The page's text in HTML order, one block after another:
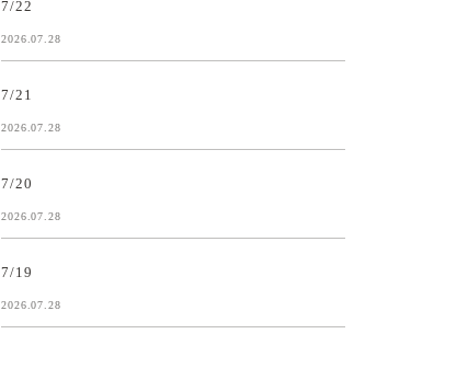
7/22
2026.07.28
7/21
2026.07.28
7/20
2026.07.28
7/19
2026.07.28